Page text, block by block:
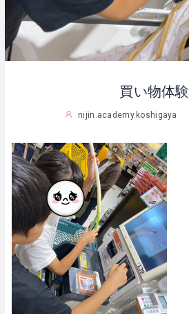
買い物体験
nijin.academy.koshigaya